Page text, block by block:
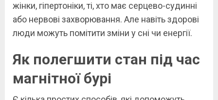
жінки, гіпертоніки, ті, хто має серцево-судинні
або нервові захворювання. Але навіть здорові
люди можуть помітити зміни у сні чи енергії.
Як полегшити стан під час
магнітної бурі